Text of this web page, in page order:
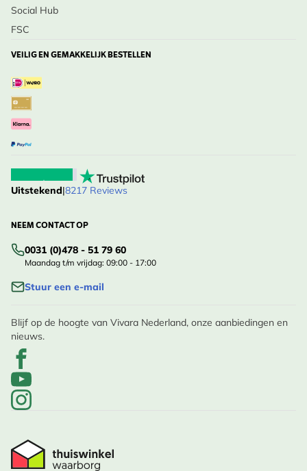
Social Hub
FSC
VEILIG EN GEMAKKELIJK BESTELLEN
Uitstekend|8217 Reviews
NEEM CONTACT OP
0031 (0)478 - 51 79 60
Maandag t/m vrijdag: 09:00 - 17:00
Stuur een e-mail
Blijf op de hoogte van Vivara Nederland, onze aanbiedingen en
nieuws.